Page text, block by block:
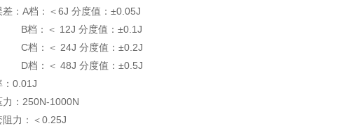
差：A档：＜6J 分度值：±0.05J
＜ 12J 分度值：±0.1J
＜ 24J 分度值：±0.2J
＜ 48J 分度值：±0.5J
：0.01J
力：250N-1000N
阻力：＜0.25J